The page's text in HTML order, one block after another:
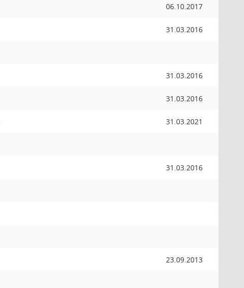
06.10.2017
31.03.2016
31.03.2016
31.03.2016
31.03.2021
31.03.2016
23.09.2013